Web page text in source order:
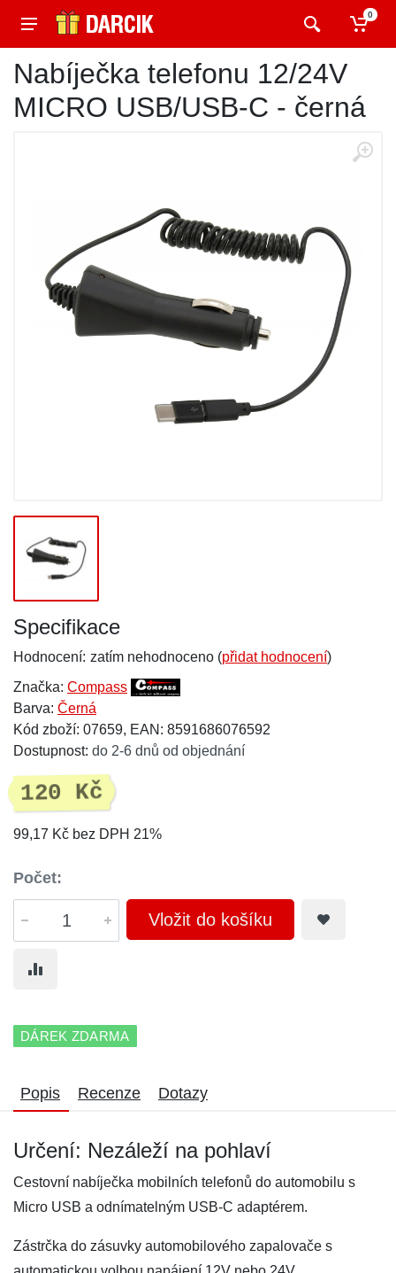
0
Nabíječka telefonu 12/24V
MICRO USB/USB-C - černá
Specifikace
Hodnocení: zatím nehodnoceno (přidat hodnocení)
Značka: Compass
Barva: Černá
Kód zboží: 07659, EAN: 8591686076592
Dostupnost: do 2-6 dnů od objednání
120 Kč
99,17 Kč bez DPH 21%
Počet:
Vložit do košíku
DÁREK ZDARMA
Popis Recenze Dotazy
Určení: Nezáleží na pohlaví
Cestovní nabíječka mobilních telefonů do automobilu s
Micro USB a odnímatelným USB-C adaptérem.
Zástrčka do zásuvky automobilového zapalovače s